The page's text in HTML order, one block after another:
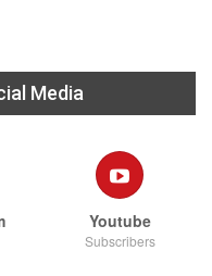
Media
Youtube
Subscribers